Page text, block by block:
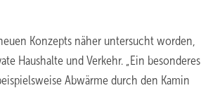
Konzepts näher untersucht worden,
Haushalte und Verkehr. „Ein besonderes
Abwärme durch den Kamin